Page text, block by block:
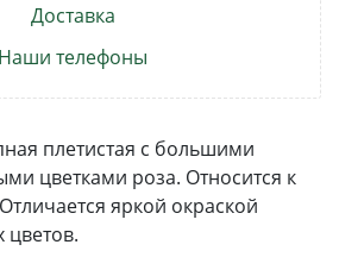
Доставка
Наши телефоны
плетистая с большими
цветками роза. Относится к
яркой окраской